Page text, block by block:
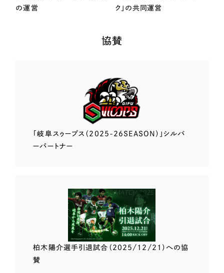
の運営
ク」の共同運営
協賛
「岐阜スゥープス （2025-26SEASON）」 シルバ
ーパートナー
柏木陽介選手引退試合（2025/12/21）への協
賛